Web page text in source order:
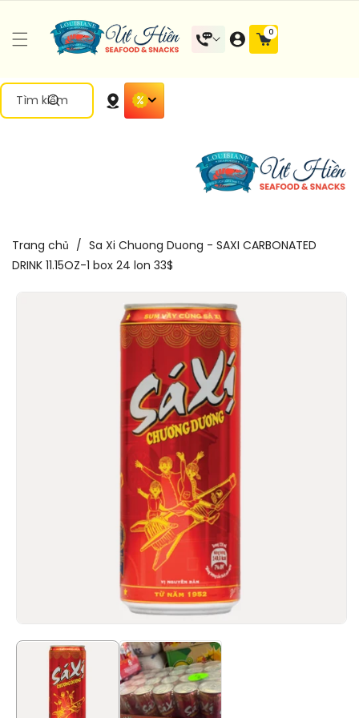
Dung
Tìm kiếm
0
0 mặt
hàng
Trang chủ / Sa Xi Chuong Duong - SAXI CARBONATED
DRINK 11.15OZ-1 box 24 lon 33$